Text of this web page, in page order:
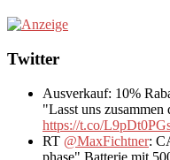
Twitter
Ausverkauf: 10%
"Lasst uns
https://t.co/
RT @MaxFichtner:
phase" Batterie mit